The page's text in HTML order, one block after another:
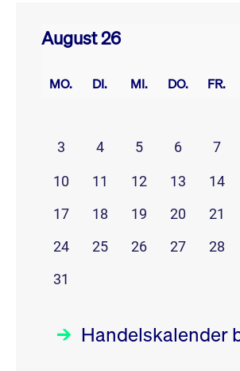
August 26
MO. DI. MI. DO. FR.
3
4 5 6 7
10 11 12 13 14
17
18 19 20 21
24
25 26 27 28
31
Handelskalender